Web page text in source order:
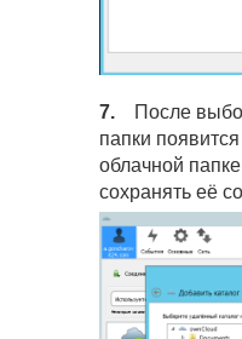
7.После
папки
облачной
сохранять её